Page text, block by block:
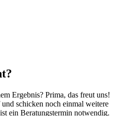
Ergebnis? Prima, das freut uns!
schicken noch einmal weitere
ein Beratungstermin notwendig.